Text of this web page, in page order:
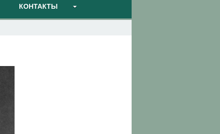
КОНТАКТЫ